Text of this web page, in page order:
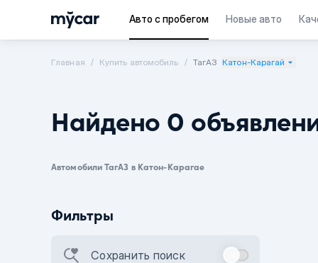
Авто с пробегом Новые авто
Главная Купить автомобиль ТагАЗ Катон-Карагай
Найдено 0
Автомобили ТагАЗ в Катон-Карагае
Фильтры
Сохранить поиск